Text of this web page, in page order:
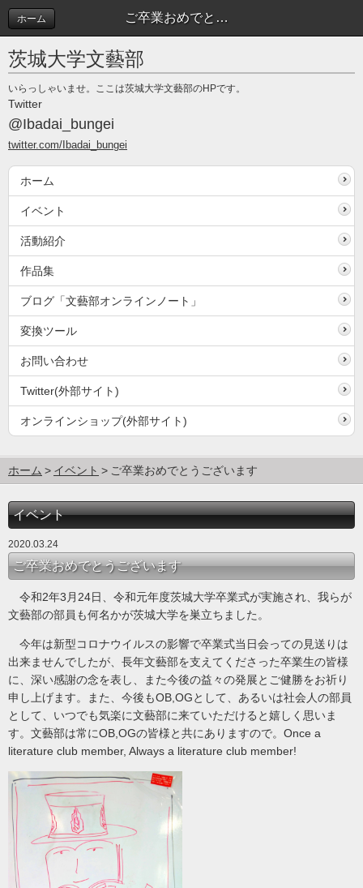
ご卒業おめでとうございます | イベント
ホーム
茨城大学文藝部
いらっしゃいませ。ここは茨城大学文藝部のHPです。
Twitter
@Ibadai_bungei
twitter.com/Ibadai_bungei
ホーム
イベント
活動紹介
作品集
ブログ「文藝部オンラインノート」
変換ツール
お問い合わせ
Twitter(外部サイト)
オンラインショップ(外部サイト)
ホーム イベント ご卒業おめでとうございます
イベント
2020.03.24
ご卒業おめでとうございます
令和2年3月24日、令和元年度茨城大学卒業式が実施され、我らが
文藝部の部員も何名かが茨城大学を巣立ちました。
今年は新型コロナウイルスの影響で卒業式当日会っての見送りは
出来ませんでしたが、長年文藝部を支えてくださった卒業生の皆様
に、深い感謝の念を表し、また今後の益々の発展とご健勝をお祈り
申し上げます。また、今後もOB,OGとして、あるいは社会人の部員
として、いつでも気楽に文藝部に来ていただけると嬉しく思いま
す。文藝部は常にOB,OGの皆様と共にありますので。Once a
literature club member, Always a literature club member!